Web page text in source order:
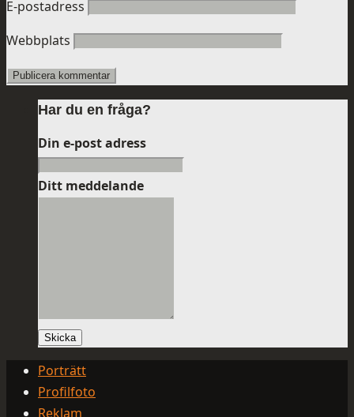
E-postadress
Webbplats
Har du en fråga?
Din e-post adress
Ditt meddelande
Skicka
Porträtt
Profilfoto
Reklam